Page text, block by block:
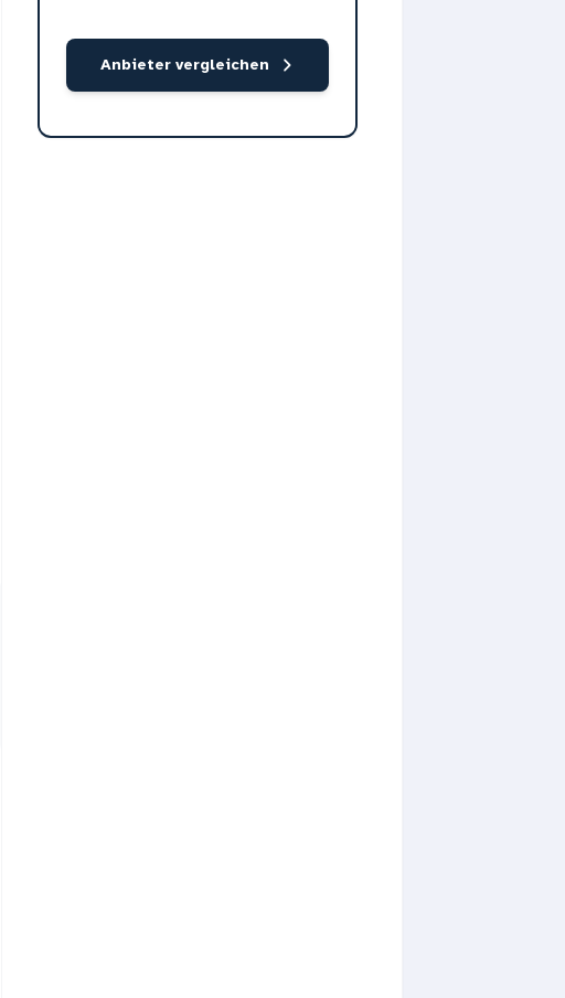
Anbieter vergleichen